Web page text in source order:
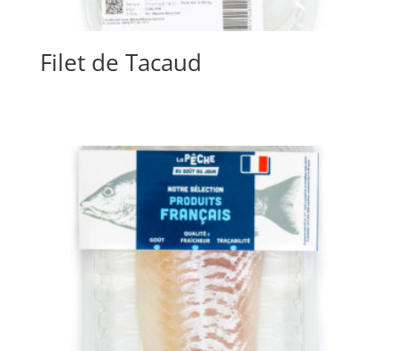
Filet de Tacaud